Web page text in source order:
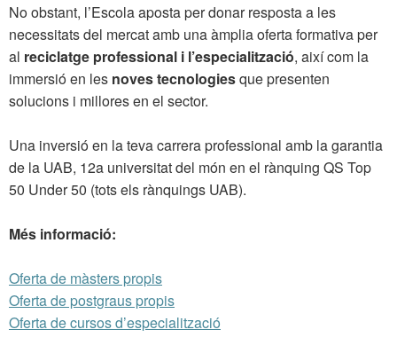
No obstant, l’Escola aposta per donar resposta a les
necessitats del mercat amb una àmplia oferta formativa per
al reciclatge professional i l’especialització, així com la
immersió en les noves tecnologiesque presenten
solucions i millores en el sector.
Una inversió en la teva carrera professional amb la garantia
de la UAB, 12a universitat del món en el rànquing QS Top
50 Under 50 (tots els rànquings UAB).
Més informació:
Oferta de màsters propis
Oferta de postgraus propis
Oferta de cursos d’especialització